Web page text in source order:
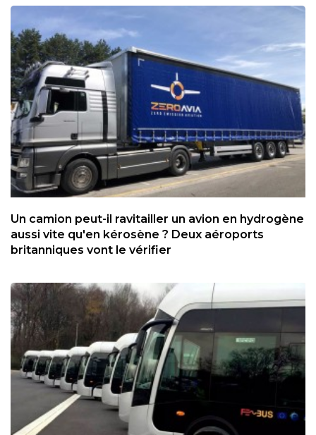
Un camion peut-il ravitailler un avion en hydrogène
aussi vite qu'en kérosène ? Deux aéroports
britanniques vont le vérifier